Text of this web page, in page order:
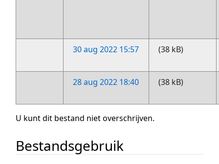
30 aug 2022 15:57 (38 kB)
28 aug 2022 18:40 (38 kB)
U kunt dit bestand niet overschrijven.
Bestandsgebruik